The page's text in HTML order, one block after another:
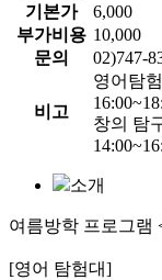
기본가
6,000
부가비용 10,000
문의
02)747-
비고
영어탐
창의 탐
소개
여름방학 프로그램
[영어 탐험대]